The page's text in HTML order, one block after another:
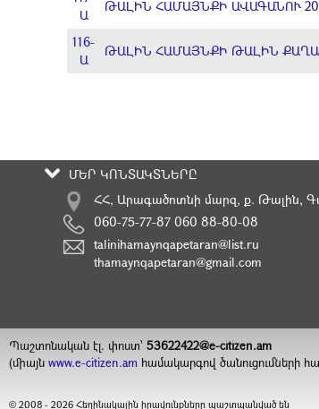
Ա
ԹԱԼԻՆ ՀԱՄԱՅՆՔԻ ԱՎԱԳԱՆՈՒ
116-
Ա
ԹԱԼԻՆ ՀԱՄԱՅՆՔԻ ԹԱԼԻՆ
ՄԵՐ ԿՈՆՏԱԿՏՆԵՐԸ
ՀՀ, Արագածոտնի մարզ, ք. Թալին,
060-75-77-87 060 88-80-08
talinihamaynqapetaran@list.ru
thamaynqapetaran@gmail.com
Պաշտոնական էլ. փոստ` 53622422@e-citizen.am
(միայն www.e-citizen.am համակարգով ծանուցումների
© 2008 - 2026 Հեղինակային իրավունքները պաշտպանված են